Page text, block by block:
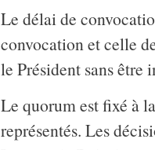
Le délai de
convocation et celle
le Président sans être
Le quorum est fixé à
représentés. Les